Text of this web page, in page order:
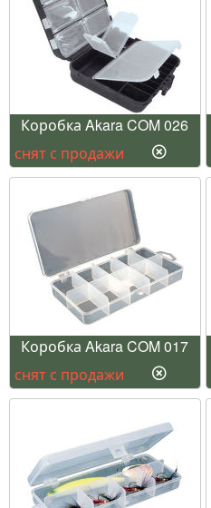
Коробка Akara COM 026
снят с продажи
Коробка Akara COM 017
снят с продажи